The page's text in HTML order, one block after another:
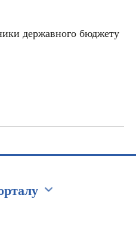
державного бюджету